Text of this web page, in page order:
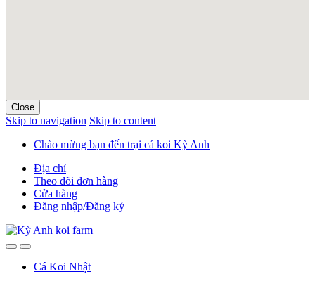
Close
Skip to navigation Skip to content
Chào mừng bạn đến trại cá koi Kỳ Anh
Địa chỉ
Theo dõi đơn hàng
Cửa hàng
Đăng nhập/Đăng ký
Cá Koi Nhật